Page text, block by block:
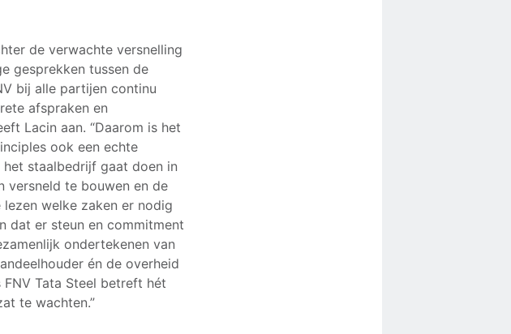
de verwachte versnelling
gesprekken tussen de
bij alle partijen continu
afspraken en
Lacin aan. “Daarom is het
ook een echte
staalbedrijf gaat doen in
versneld te bouwen en de
welke zaken er nodig
dat er steun en commitment
ondertekenen van
én de overheid
Tata Steel betreft hét
te wachten.”